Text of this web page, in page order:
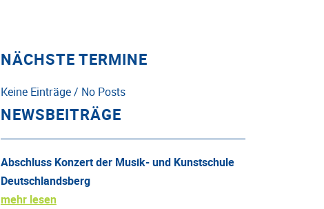
NÄCHSTE TERMINE
Keine Einträge / No Posts
NEWSBEITRÄGE
Abschluss Konzert der Musik- und Kunstschule
Deutschlandsberg
mehr lesen